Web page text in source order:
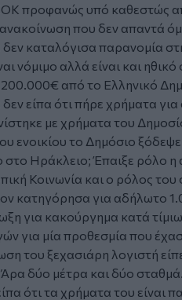
προφανώς υπό καθεστώς
που δεν απαντά
καταλόγισα παρανομία
νόμιμο αλλά είναι και
από το Ελληνικό
είπα ότι πήρε χρήματα
με χρήματα του
ενοικίου το Δημόσιο
στο Ηράκλειο; Έπαιξε ρόλο
Κοινωνία και ο ρόλος
κατηγόρησα για αδήλωτο
για κακούργημα κατά
για μία προθεσμία που
του ξεχασιάρη λογιστή
Άρα δύο μέτρα και δύο
ότι τα χρήματα του είναι